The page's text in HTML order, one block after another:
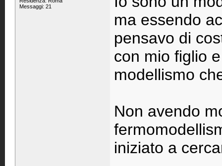
Messaggi: 21
ma essendo
pensavo di
con mio figlio
modellismo
Non avendo
iniziato a